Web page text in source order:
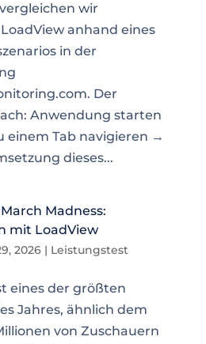
wir
anhand eines
in der
Der
Anwendung starten
einem Tab navigieren →
dieses...
Madness:
mit LoadView
2026| Leistungstest
eines der größten
Jahres, ähnlich dem
von Zuschauern